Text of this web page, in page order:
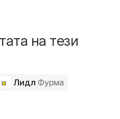
на тези
ЛидлФурма